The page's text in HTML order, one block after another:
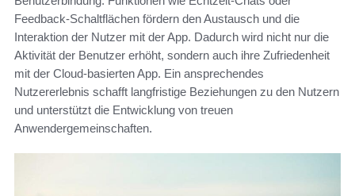
Feedback-Schaltflächen fördern den Austausch und die
Interaktion der Nutzer mit der App. Dadurch wird nicht nur die
Aktivität der Benutzer erhöht, sondern auch ihre Zufriedenheit
mit der Cloud-basierten App. Ein ansprechendes
Nutzererlebnis schafft langfristige Beziehungen zu den Nutzern
und unterstützt die Entwicklung von treuen
Anwendergemeinschaften.